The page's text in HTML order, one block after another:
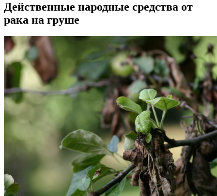
Действенные народные средства от
рака на груше